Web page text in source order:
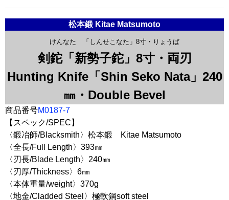
松本鍛 Kitae Matsumoto
けんなた 「しんせこなた」8寸・りょうば
剣鉈「新勢子鉈」8寸・両刃
Hunting Knife「Shin Seko Nata」240
㎜・Double Bevel
商品番号M0187-7
【スペック/SPEC】
〈鍛冶師/Blacksmith〉松本鍛 Kitae Matsumoto
〈全長/Full Length〉393㎜
〈刃長/Blade Length〉240㎜
〈刃厚/Thickness〉6㎜
〈本体重量/weight〉370g
〈地金/Cladded Steel〉極軟鋼soft steel